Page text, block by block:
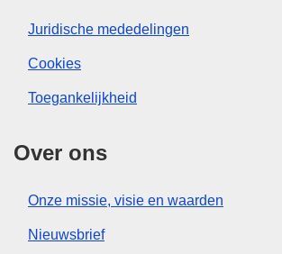
Juridische mededelingen
Cookies
Toegankelijkheid
Over ons
Onze missie, visie en waarden
Nieuwsbrief